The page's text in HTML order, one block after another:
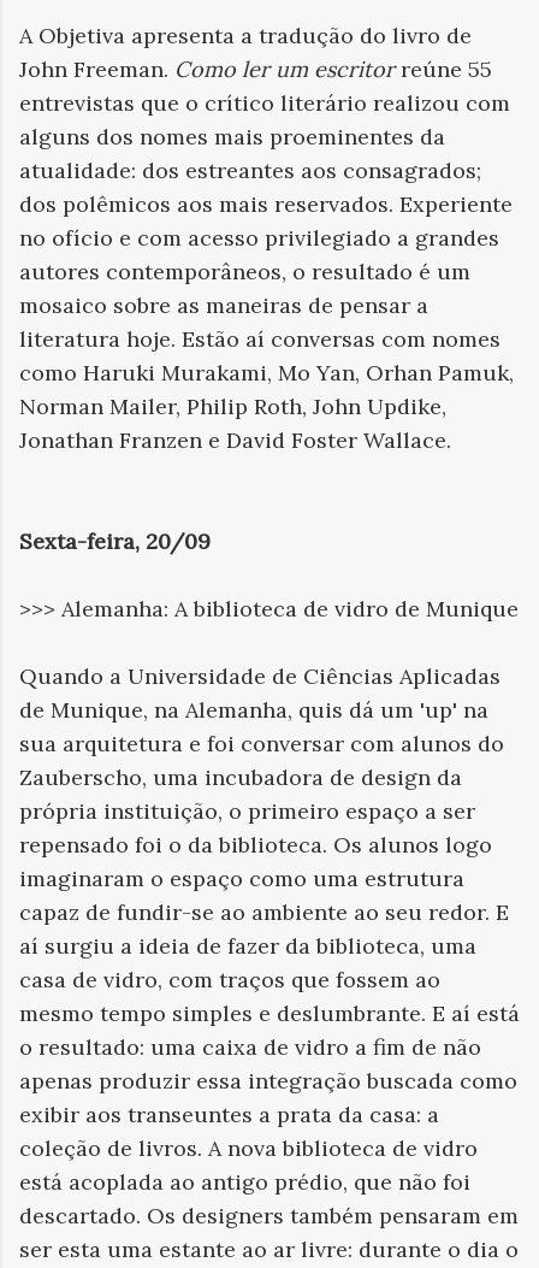
A Objetiva apresenta a tradução do livro de
John Freeman. Como ler um escritorreúne 55
entrevistas que o crítico literário realizou com
alguns dos nomes mais proeminentes da
atualidade: dos estreantes aos consagrados;
dos polêmicos aos mais reservados. Experiente
no ofício e com acesso privilegiado a grandes
autores contemporâneos, o resultado é um
mosaico sobre as maneiras de pensar a
literatura hoje. Estão aí conversas com nomes
como Haruki Murakami, Mo Yan, Orhan Pamuk,
Norman Mailer, Philip Roth, John Updike,
Jonathan Franzen e David Foster Wallace.
Sexta-feira, 20/09
>>> Alemanha: A biblioteca de vidro de Munique
Quando a Universidade de Ciências Aplicadas
de Munique, na Alemanha, quis dá um 'up' na
sua arquitetura e foi conversar com alunos do
Zauberscho, uma incubadora de design da
própria instituição, o primeiro espaço a ser
repensado foi o da biblioteca. Os alunos logo
imaginaram o espaço como uma estrutura
capaz de fundir-se ao ambiente ao seu redor. E
aí surgiu a ideia de fazer da biblioteca, uma
casa de vidro, com traços que fossem ao
mesmo tempo simples e deslumbrante. E aí está
o resultado: uma caixa de vidro a fim de não
apenas produzir essa integração buscada como
exibir aos transeuntes a prata da casa: a
coleção de livros. A nova biblioteca de vidro
está acoplada ao antigo prédio, que não foi
descartado. Os designers também pensaram em
ser esta uma estante ao ar livre: durante o dia o